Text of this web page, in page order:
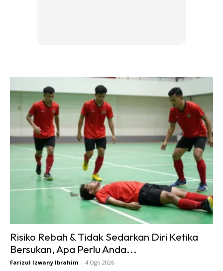
Luruskan kaki ke hadapan dan angkat sedikit. Kemudian
kedua belah kaki digerakkan ke atas ke bawah secara
bersilang sambil kepala ditinggikan sedikit. Ia dapat
menghilangkan lemak pada bahagian tengah perut dan
menguatkan otot perut. Lakukan dalam kiraan 20.
3. Flutter Kicks
Risiko Rebah & Tidak Sedarkan Diri Ketika
Bersukan, Apa Perlu Anda...
Farizul Izwany Ibrahim - 4 Ogo 2026